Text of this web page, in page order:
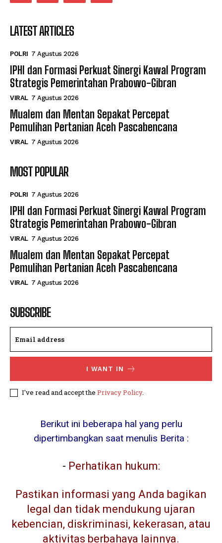
LATEST ARTICLES
POLRI 7 Agustus 2026
IPHI dan Formasi Perkuat Sinergi Kawal Program
Strategis Pemerintahan Prabowo-Gibran
VIRAL 7 Agustus 2026
Mualem dan Mentan Sepakat Percepat
Pemulihan Pertanian Aceh Pascabencana
VIRAL 7 Agustus 2026
MOST POPULAR
POLRI 7 Agustus 2026
IPHI dan Formasi Perkuat Sinergi Kawal Program
Strategis Pemerintahan Prabowo-Gibran
VIRAL 7 Agustus 2026
Mualem dan Mentan Sepakat Percepat
Pemulihan Pertanian Aceh Pascabencana
VIRAL 7 Agustus 2026
SUBSCRIBE
I WANT IN
I've read and accept the Privacy Policy.
Berikut ini beberapa hal yang perlu
dipertimbangkan saat menulis Berita :
- Perhatikan hukum:
Pastikan informasi yang Anda bagikan
legal dan tidak mendukung ujaran
kebencian, diskriminasi, kekerasan, atau
aktivitas berbahaya lainnya.